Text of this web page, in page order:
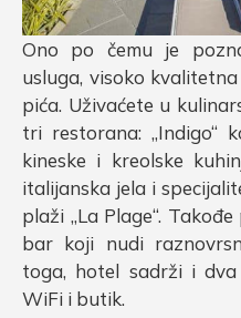
Ono po čemu je
usluga, visoko
pića. Uživaćete u
tri restorana: „Indigo“
kineske i kreolske
italijanska jela i
plaži „La Plage“.
bar koji nudi
toga, hotel sadrži i
WiFi i butik.